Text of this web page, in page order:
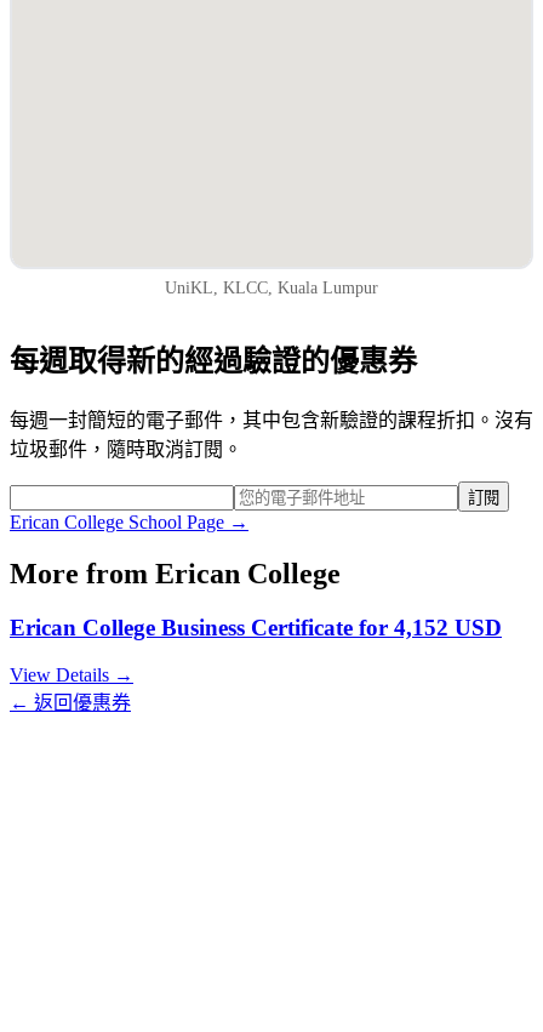
UniKL, KLCC, Kuala Lumpur
每週取得新的經過驗證的優惠券
每週一封簡短的電子郵件，其中包含新驗證的課程折扣。沒有
垃圾郵件，隨時取消訂閱。
訂閱
Erican College School Page →
More from Erican College
Erican College Business Certificate for 4,152 USD
View Details →
← 返回優惠券